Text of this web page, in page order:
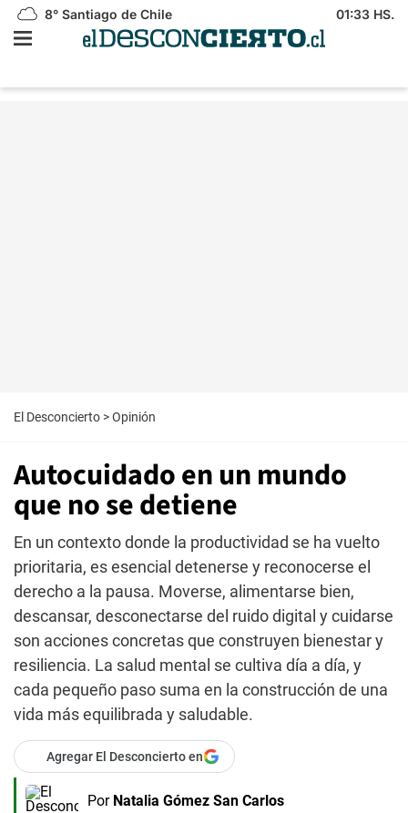
8° Santiago de Chile 01:33 HS.
El Desconcierto >Opinión
Autocuidado en un mundo
que no se detiene
En un contexto donde la productividad se ha vuelto
prioritaria, es esencial detenerse y reconocerse el
derecho a la pausa. Moverse, alimentarse bien,
descansar, desconectarse del ruido digital y cuidarse
son acciones concretas que construyen bienestar y
resiliencia. La salud mental se cultiva día a día, y
cada pequeño paso suma en la construcción de una
vida más equilibrada y saludable.
Agregar El Desconcierto en
Por Natalia Gómez San Carlos